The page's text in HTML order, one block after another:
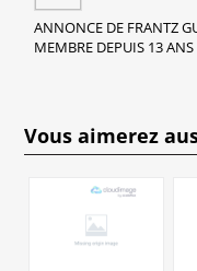
ANNONCE DE FRANTZ
MEMBRE DEPUIS 13 ANS
Vous aimerez